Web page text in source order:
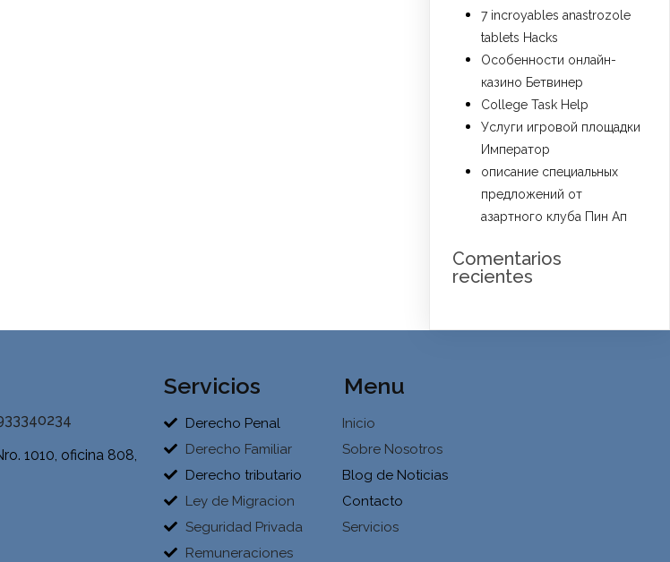
7 incroyables anastrozole
tablets Hacks
Особенности онлайн-
казино Бетвинер
College Task Help
Услуги игровой площадки
Император
описание специальных
предложений от
азартного клуба Пин Ап
Comentarios
recientes
1010, oficina 808,
Servicios
Derecho Penal
Derecho Familiar
Derecho tributario
Ley de Migracion
Seguridad Privada
Remuneraciones
Menu
Inicio
Sobre Nosotros
Blog de Noticias
Contacto
Servicios